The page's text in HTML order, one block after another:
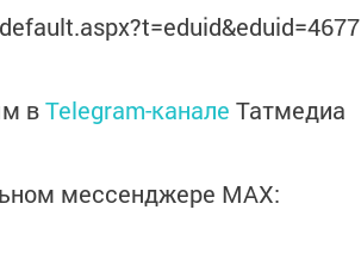
вTelegram-канале Татмедиа
мессенджере MАХ: